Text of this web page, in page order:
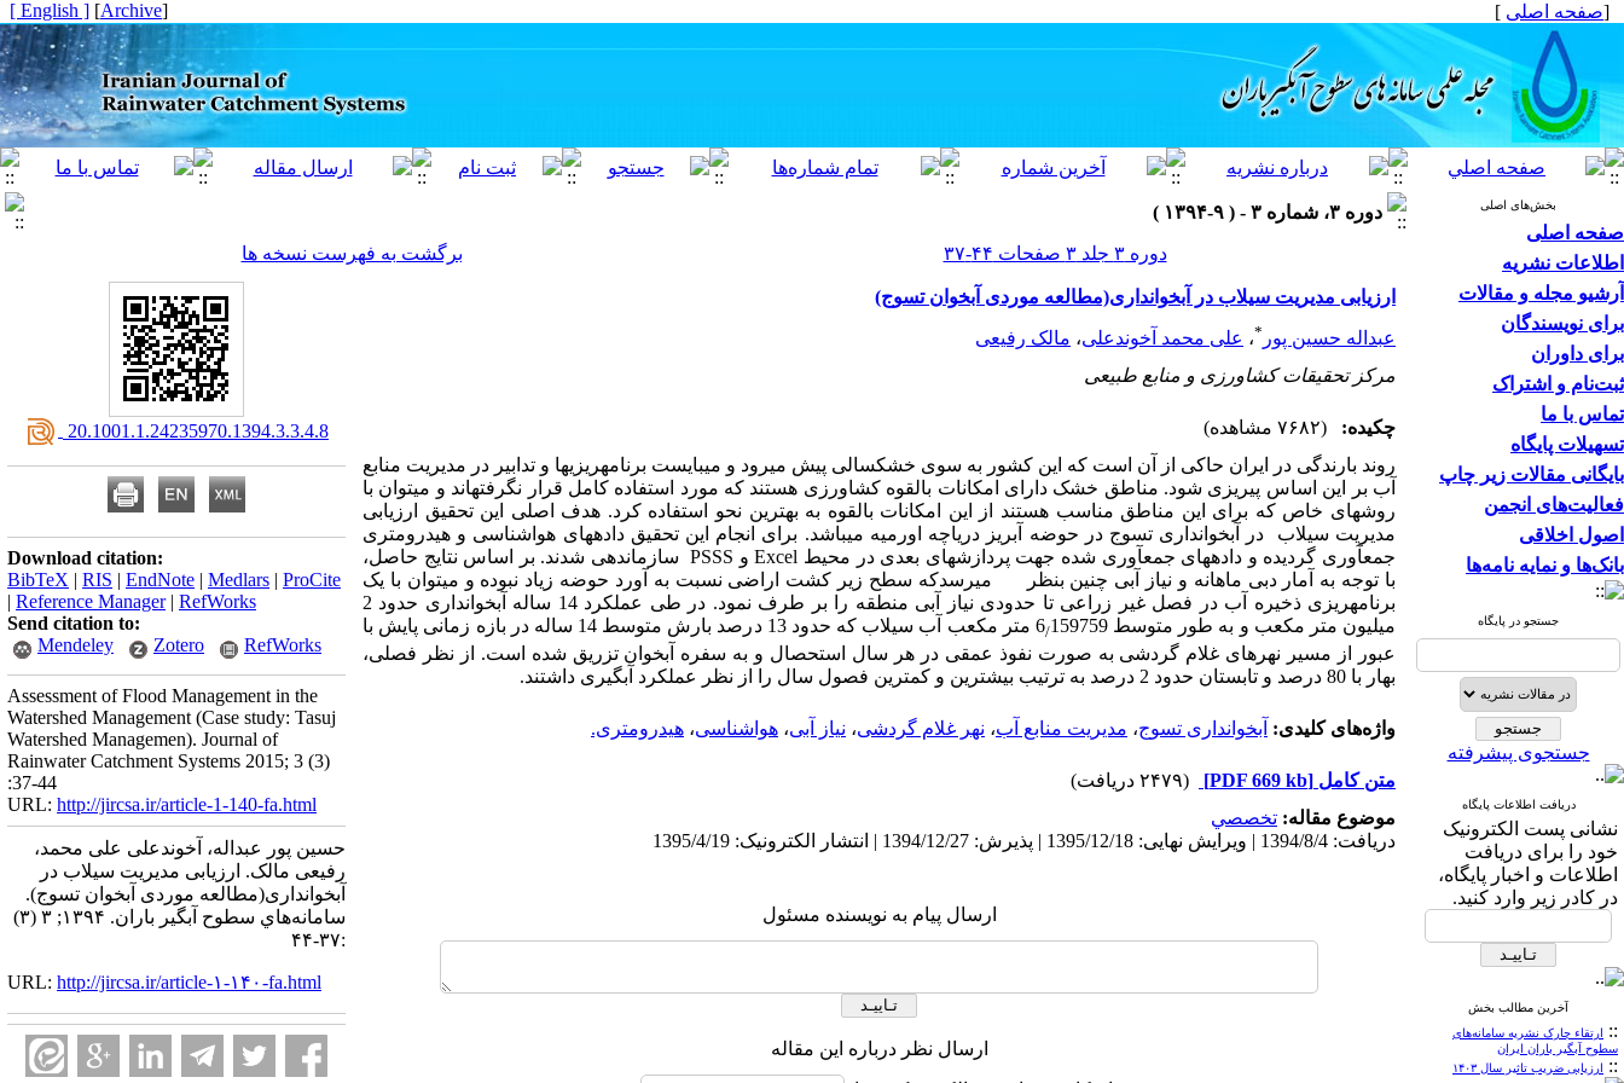
[صفحه اصلی ]
[
Archive
]
[ English ]
بخش‌های اصلی
صفحه اصلی
اطلاعات نشریه
آرشیو مجله و مقالات
برای نویسندگان
برای داوران
ثبت‌نام و اشتراک
تماس با ما
تسهیلات پایگاه
بایگانی مقالات زیر چاپ
فعالیت‌های انجمن
اصول اخلاقی
بانک‌ها و نمایه نامه‌ها
جستجو در پایگاه
جستجوی پیشرفته
دریافت اطلاعات پایگاه
نشانی پست الکترونیک
خود را برای دریافت
اطلاعات و اخبار پایگاه،
در کادر زیر وارد کنید.
آخرین مطالب بخش
:: ارتقاء چارک نشریه سامانه‌های
سطوح آبگیر باران ایران
:: ارزیابی ضریب تاثیر سال ۱۴۰۳
دوره ۳، شماره ۳ - ( ۹-۱۳۹۴ )
دوره ۳ جلد ۳ صفحات ۴۴-۳۷
برگشت به فهرست نسخه ها
ارزیابی مدیریت سیلاب در آبخوانداری(مطالعه موردی آبخوان تسوج)
عبداله حسین پور *، علی محمد آخوندعلی، مالک رفیعی
مرکز تحقیقات کشاورزی و منابع طبیعی
چکیده:
(۷۶۸۲ مشاهده)
روند بارندگی در ایران حاکی از آن است که این کشور به سوی خشکسالی پیش می­رود و می­بایست برنامه­ریزی­ها و تدابیر در مدیریت منابع
آب بر این اساس پی­ریزی شود. مناطق خشک دارای امکانات بالقوه کشاورزی هستند که مورد استفاده کامل قرار نگرفته­اند و می­توان با
روش­های خاص که برای این مناطق مناسب هستند از این امکانات بالقوه به بهترین نحو استفاده کرد. هدف اصلی این تحقیق ارزیابی
مدیریت سیلاب در آبخوانداری تسوج در حوضه آبریز دریاچه اورمیه می­باشد. برای انجام این تحقیق داده­های هواشناسی و هیدرومتری
جمع­آوری گردیده و داده­های جمع­آوری شده جهت پردازش­های بعدی در محیط Excelو S
PSSسازماندهی شدند. بر اساس نتایج حاصل،
با توجه به آمار دبی ماهانه و نیاز آبی چنین بنظر می­رسدکه سطح زیر کشت اراضی نسبت به آورد حوضه زیاد نبوده و می­توان با یک
برنامه­ریزی ذخیره آب در فصل غیر زراعی تا حدودی نیاز آبی منطقه را بر طرف نمود. در طی عملکرد 14 ساله آبخوانداری حدود 2
میلیون متر مکعب و به طور متوسط 6
/
159759 متر مکعب آب سیلاب که حدود 13 درصد بارش متوسط 14 ساله در بازه زمانی پایش با
عبور از مسیر نهرهای غلام گردشی به صورت نفوذ عمقی در هر سال استحصال و به سفره آبخوان تزریق شده است. از نظر فصلی،
بهار با 80 درصد و تابستان حدود 2 درصد به ترتیب بیشترین و کمترین فصول سال را از نظر عملکرد آبگیری داشتند.
واژه‌های کلیدی: آبخوانداری تسوج، مدیریت منابع آب، نهر غلام گردشی، نیاز آبی، هواشناسی، هیدرومتری.
متن کامل [PDF 669 kb]
(۲۴۷۹ دریافت)
موضوع مقاله: تخصصي
دریافت: 1394/8/4 | ویرایش نهایی: 1395/12/18 | پذیرش: 1394/12/27 | انتشار الکترونیک: 1395/4/19
ارسال پیام به نویسنده مسئول
ارسال نظر درباره این مقاله
‎ 20.1001.1.24235970.1394.3.3.4.8
Download citation:
BibTeX | RIS | EndNote | Medlars | ProCite
| Reference Manager| RefWorks
Send citation to:
Mendeley
Zotero RefWorks
Assessment of Flood Management in the
Watershed Management (Case study: Tasuj
Watershed Managemen). Journal of
Rainwater Catchment Systems 2015; 3 (3)
:37-44
URL: http://jircsa.ir/article-1-140-fa.html
حسین پور عبداله، آخوندعلی علی محمد،
رفیعی مالک. ارزیابی مدیریت سیلاب در
آبخوانداری(مطالعه موردی آبخوان تسوج).
سامانه‌هاي سطوح آبگير باران. ۱۳۹۴; ۳ (۳)
:۳۷-۴۴
URL: http://jircsa.ir/article-۱-۱۴۰-fa.html